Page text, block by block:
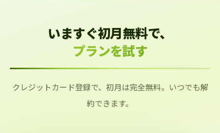
いますぐ初月無料で、
プランを試す
クレジットカード登録で、初月は完全無料。いつでも解
約できます。